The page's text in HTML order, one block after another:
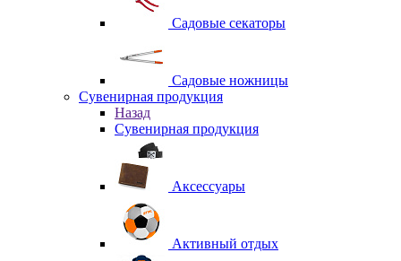
Садовые секаторы
Садовые ножницы
Сувенирная продукция
Назад
Сувенирная продукция
Аксессуары
Активный отдых